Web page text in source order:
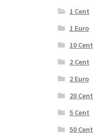
1 Cent
1 Euro
10 Cent
2 Cent
2 Euro
20 Cent
5 Cent
50 Cent